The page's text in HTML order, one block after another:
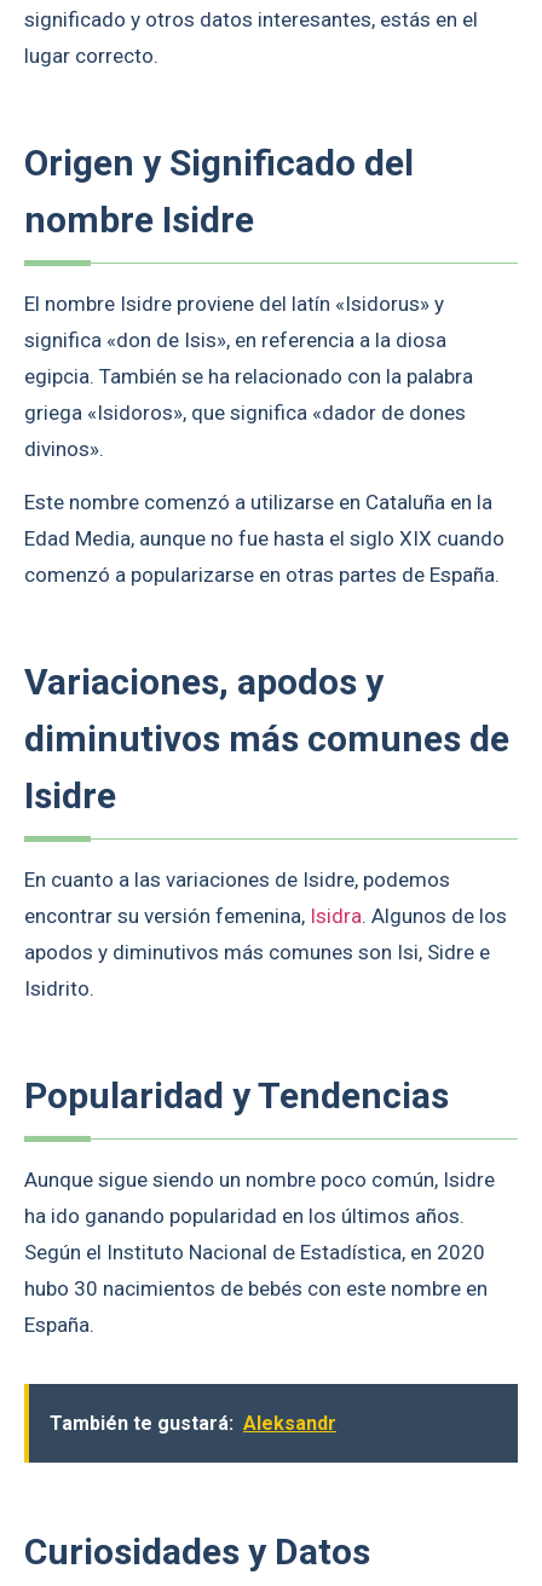
significado y otros datos interesantes, estás en el
lugar correcto.
Origen y Significado del
nombre Isidre
El nombre Isidre proviene del latín «Isidorus» y
significa «don de Isis», en referencia a la diosa
egipcia. También se ha relacionado con la palabra
griega «Isidoros», que significa «dador de dones
divinos».
Este nombre comenzó a utilizarse en Cataluña en la
Edad Media, aunque no fue hasta el siglo XIX cuando
comenzó a popularizarse en otras partes de España.
Variaciones, apodos y
diminutivos más comunes de
Isidre
En cuanto a las variaciones de Isidre, podemos
encontrar su versión femenina, Isidra. Algunos de los
apodos y diminutivos más comunes son Isi, Sidre e
Isidrito.
Popularidad y Tendencias
Aunque sigue siendo un nombre poco común, Isidre
ha ido ganando popularidad en los últimos años.
Según el Instituto Nacional de Estadística, en 2020
hubo 30 nacimientos de bebés con este nombre en
España.
También te gustará: Aleksandr
Curiosidades y Datos